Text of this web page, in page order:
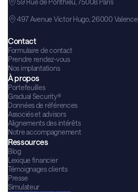
497 Avenue Victor Hugo, 26000 Valence
Contact
Formulaire de contact
Prendre rendez-vous
Nos implantations
À propos
Portefeuilles
Gradual Security®
Données de références
Associés et advisors
Alignements des intérêts
Notre accompagnement
Ressources
Blog
Lexique financier
Témoignages clients
Presse
Simulateur